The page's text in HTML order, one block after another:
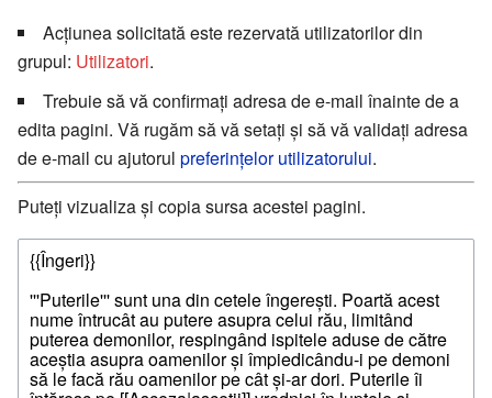
Acțiunea solicitată este rezervată utilizatorilor din
grupul: Utilizatori.
Trebuie să vă confirmați adresa de e-mail înainte de a
edita pagini. Vă rugăm să vă setați și să vă validați adresa
de e-mail cu ajutorul preferințelor utilizatorului.
Puteți vizualiza și copia sursa acestei pagini.